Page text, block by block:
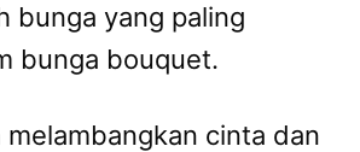
bunga yang paling
bunga bouquet.
melambangkan cinta dan